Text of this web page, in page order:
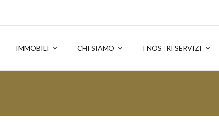
IMMOBILI CHI SIAMO I NOSTRI SERVIZI